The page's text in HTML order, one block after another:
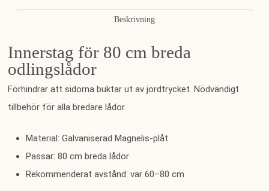
Beskrivning
Innerstag för 80 cm breda
odlingslådor
Förhindrar att sidorna buktar ut av jordtrycket. Nödvändigt
tillbehör för alla bredare lådor.
Material: Galvaniserad Magnelis-plåt
Passar: 80 cm breda lådor
Rekommenderat avstånd: var 60–80 cm